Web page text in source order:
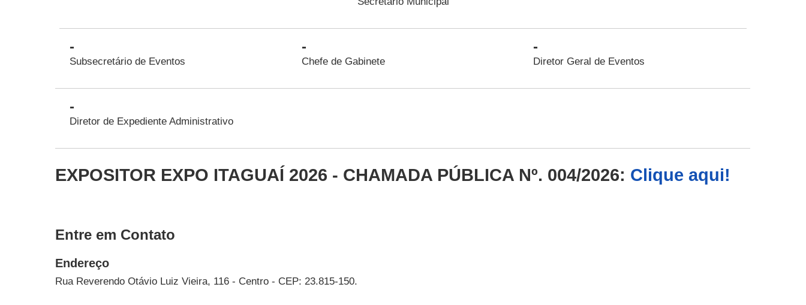
-
Subsecretário de Eventos
-
Chefe de Gabinete
-
Diretor Geral de Eventos
-
Diretor de Expediente Administrativo
EXPOSITOR EXPO ITAGUAÍ 2026 - CHAMADA PÚBLICA Nº. 004/2026: Clique aqui!
Entre em Contato
Endereço
Rua Reverendo Otávio Luiz Vieira, 116 - Centro - CEP: 23.815-150.